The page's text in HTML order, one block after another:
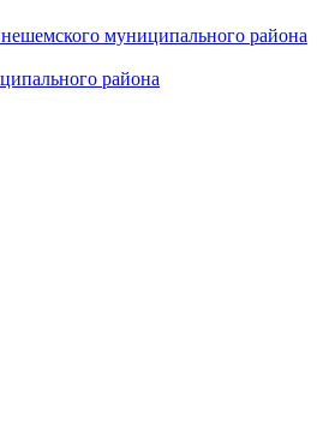
муниципального района
района